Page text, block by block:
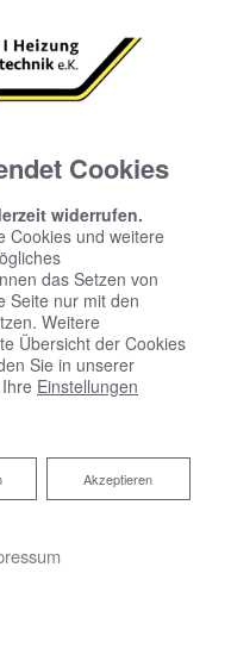
und
Cookies
widerrufen.
Cookies und weitere
das Setzen von
Seite nur mit den
Weitere
Übersicht der Cookies
Sie in unserer
Einstellungen
Akzeptieren